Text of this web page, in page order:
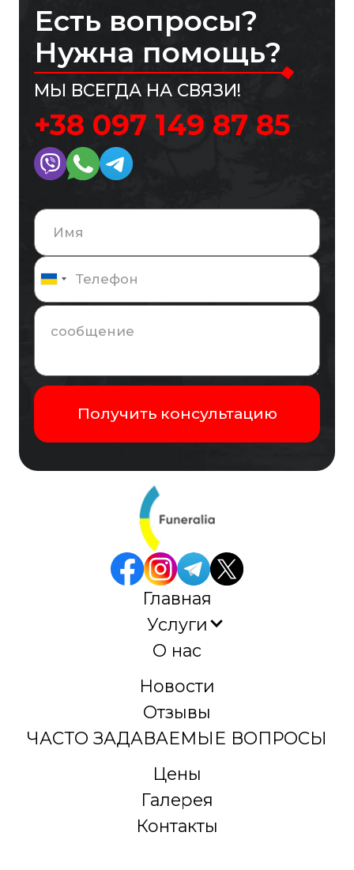
Есть вопросы?
Нужна помощь?
МЫ ВСЕГДА НА СВЯЗИ!
+38 097 149 87 85
Главная
Услуги
О нас
Новости
Отзывы
ЧАСТО ЗАДАВАЕМЫЕ ВОПРОСЫ
Цены
Галерея
Контакты